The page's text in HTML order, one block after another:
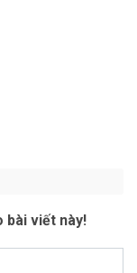
bài viết này!